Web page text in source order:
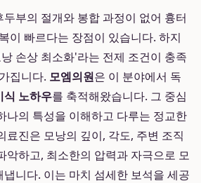
부의 절개와 봉합 과정이 없어 흉터
이 빠르다는 장점이 있습니다. 하지
손상 최소화'라는 전제 조건이 충족
집니다. 모엠의원은 이 분야에서 독
식 노하우를 축적해왔습니다. 그 중심
나의 특성을 이해하고 다루는 정교한
료진은 모낭의 깊이, 각도, 주변 조직
악하고, 최소한의 압력과 자극으로 모
니다. 이는 마치 섬세한 보석을 세공